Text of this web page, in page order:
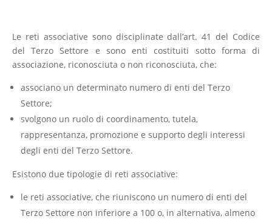
Le reti associative sono disciplinate dall’art. 41 del Codice
del Terzo Settore e sono enti costituiti sotto forma di
associazione, riconosciuta o non riconosciuta, che:
associano un determinato numero di enti del Terzo
Settore;
svolgono un ruolo di coordinamento, tutela,
rappresentanza, promozione e supporto degli interessi
degli enti del Terzo Settore.
Esistono due tipologie di reti associative:
le reti associative, che riuniscono un numero di enti del
Terzo Settore non inferiore a 100 o, in alternativa, almeno